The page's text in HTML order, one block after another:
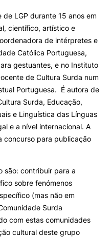
LGP durante 15 anos em
científico, artístico e
de intérpretes e
Católica Portuguesa,
gestuantes, e no Instituto
de Cultura Surda num
Portuguesa. É autora de
Surda, Educação,
e Linguística das Línguas
e a nível internacional. A
concurso para publicação
são: contribuir para a
sobre fenómenos
(mas não em
Surda
com estas comunidades
cultural deste grupo